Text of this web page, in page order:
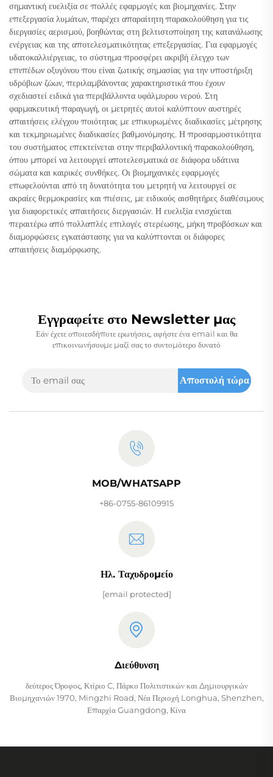
σημαντική ευελιξία σε πολλές εφαρμογές και βιομηχανίες. Στην
επεξεργασία λυμάτων, παρέχει απαραίτητη παρακολούθηση για τις
διεργασίες αερισμού, βοηθώντας στη βελτιστοποίηση της κατανάλωσης
ενέργειας και της αποτελεσματικότητας επεξεργασίας. Για εφαρμογές
υδατοκαλλιέργειας, το σύστημα προσφέρει ακριβή έλεγχο των
επιπέδων οξυγόνου που είναι ζωτικής σημασίας για την υποστήριξη
υδρόβιων ζώων, περιλαμβάνοντας χαρακτηριστικά που έχουν
σχεδιαστεί ειδικά για περιβάλλοντα υφάλμυρου νερού. Στη
φαρμακευτική παραγωγή, οι μετρητές αυτοί καλύπτουν αυστηρές
απαιτήσεις ελέγχου ποιότητας με επικυρωμένες διαδικασίες μέτρησης
και τεκμηριωμένες διαδικασίες βαθμονόμησης. Η προσαρμοστικότητα
του συστήματος επεκτείνεται στην περιβαλλοντική παρακολούθηση,
όπου μπορεί να λειτουργεί αποτελεσματικά σε διάφορα υδάτινα
σώματα και καιρικές συνθήκες. Οι βιομηχανικές εφαρμογές
επωφελούνται από τη δυνατότητα του μετρητή να λειτουργεί σε
ακραίες θερμοκρασίες και πιέσεις, με ειδικούς αισθητήρες διαθέσιμους
για διαφορετικές απαιτήσεις διεργασιών. Η ευελιξία ενισχύεται
περαιτέρω από πολλαπλές επιλογές στερέωσης, μήκη προβόσκων και
διαμορφώσεις εγκατάστασης για να καλύπτονται οι διάφορες
απαιτήσεις διαμόρφωσης.
Εγγραφείτε στο Newsletter μας
Εάν έχετε οποιεσδήποτε ερωτήσεις, αφήστε ένα email και θα
επικοινωνήσουμε μαζί σας το συντομότερο δυνατό
Αποστολή τώρα
MOB/WHATSAPP
+86-0755-86109915
Ηλ. Ταχυδρομείο
[email protected]
Διεύθυνση
δεύτερος Όροφος, Κτίριο C, Πάρκο Πολιτιστικών και Δημιουργικών
Βιομηχανιών 1970, Mingzhi Road, Νέα Περιοχή Longhua, Shenzhen,
Επαρχία Guangdong, Κίνα